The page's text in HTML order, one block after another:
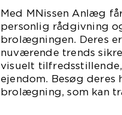
Med MNissen Anlæg
personlig rådgivning
brolægningen. Deres
nuværende trends
visuelt
ejendom. Besøg
brolægning, som kan